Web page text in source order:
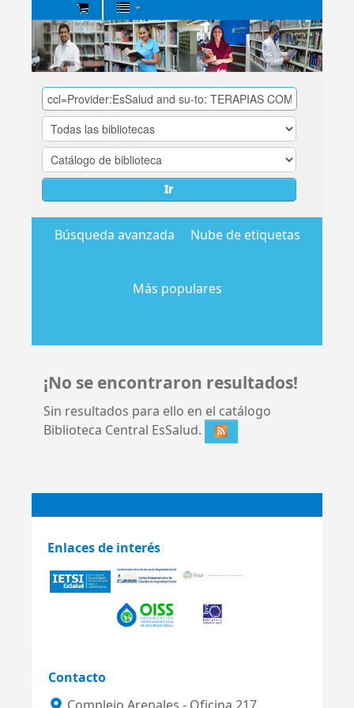
Biblioteca
Central
EsSalud
Ir
Búsqueda avanzada Nube de etiquetas
Más populares
¡No se encontraron resultados!
Sin resultados para ello en el catálogo
Biblioteca Central EsSalud.
Enlaces de interés
Contacto